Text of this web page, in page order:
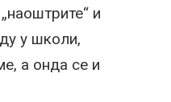
и
у школи,
а онда се и